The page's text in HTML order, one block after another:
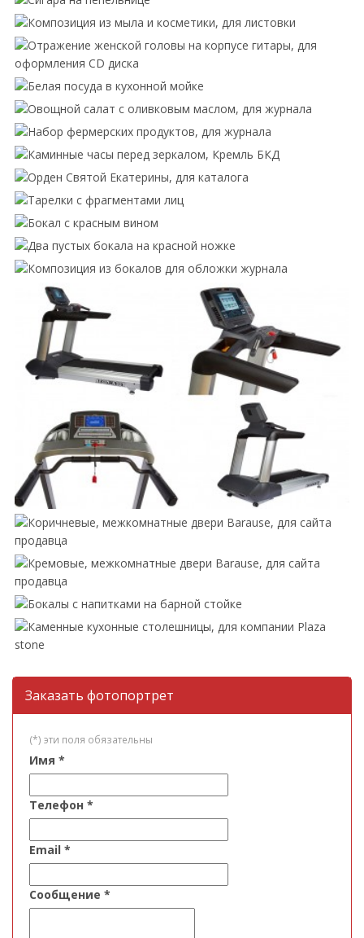
Заказать фотопортрет
(*) эти поля обязательны
Имя *
Телефон *
Email *
Сообщение *